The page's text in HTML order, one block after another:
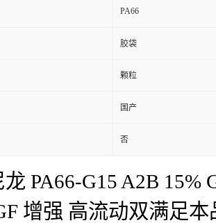
PA66
胶袋
颗粒
国产
否
PA66-G15 A2B
增强 高流动双满足